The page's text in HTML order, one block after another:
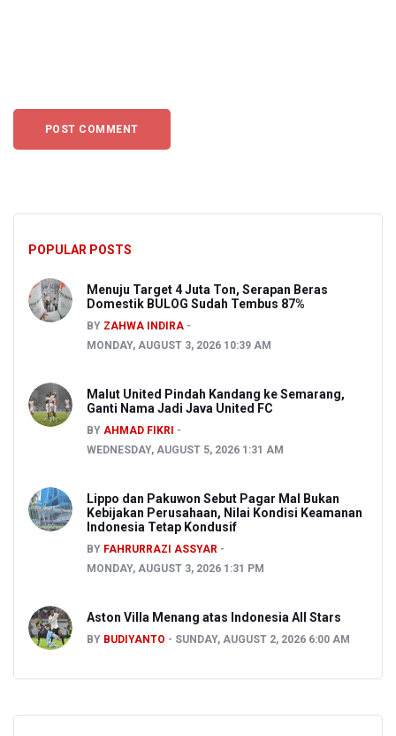
POPULAR POSTS
Menuju Target 4 Juta Ton, Serapan Beras
Domestik BULOG Sudah Tembus 87%
BY ZAHWA INDIRA
MONDAY, AUGUST 3, 2026 10:39 AM
Malut United Pindah Kandang ke Semarang,
Ganti Nama Jadi Java United FC
BY AHMAD FIKRI
WEDNESDAY, AUGUST 5, 2026 1:31 AM
Lippo dan Pakuwon Sebut Pagar Mal Bukan
Kebijakan Perusahaan, Nilai Kondisi Keamanan
Indonesia Tetap Kondusif
BY FAHRURRAZI ASSYAR
MONDAY, AUGUST 3, 2026 1:31 PM
Aston Villa Menang atas Indonesia All Stars
BY BUDIYANTO SUNDAY, AUGUST 2, 2026 6:00 AM